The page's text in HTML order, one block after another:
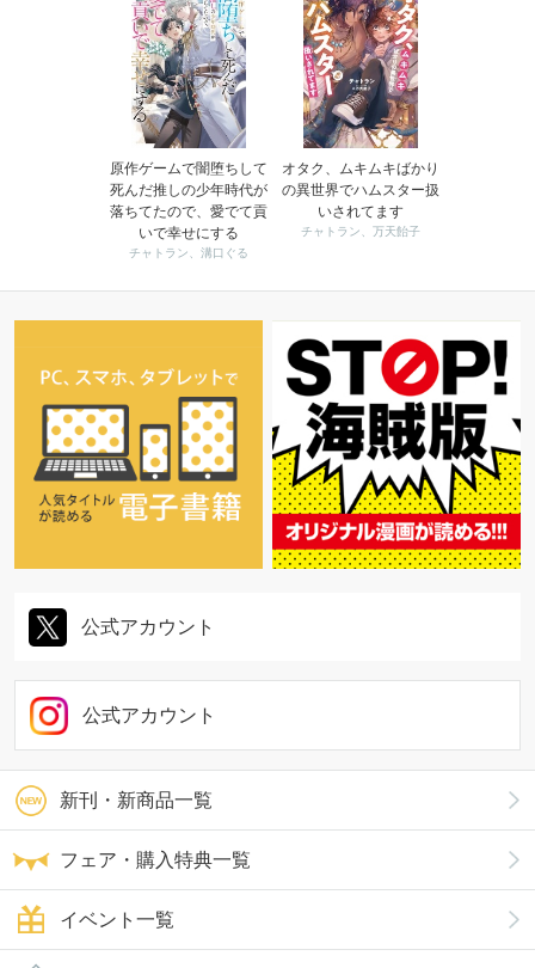
原作ゲームで闇堕ちして
死んだ推しの少年時代が
落ちてたので、愛でて貢
いで幸せにする
チャトラン、溝口ぐる
オタク、ムキムキばかり
の異世界でハムスター扱
いされてます
チャトラン、万天飴子
新刊・新商品一覧
フェア・購入特典一覧
イベント一覧
公式アカウント
公式アカウント